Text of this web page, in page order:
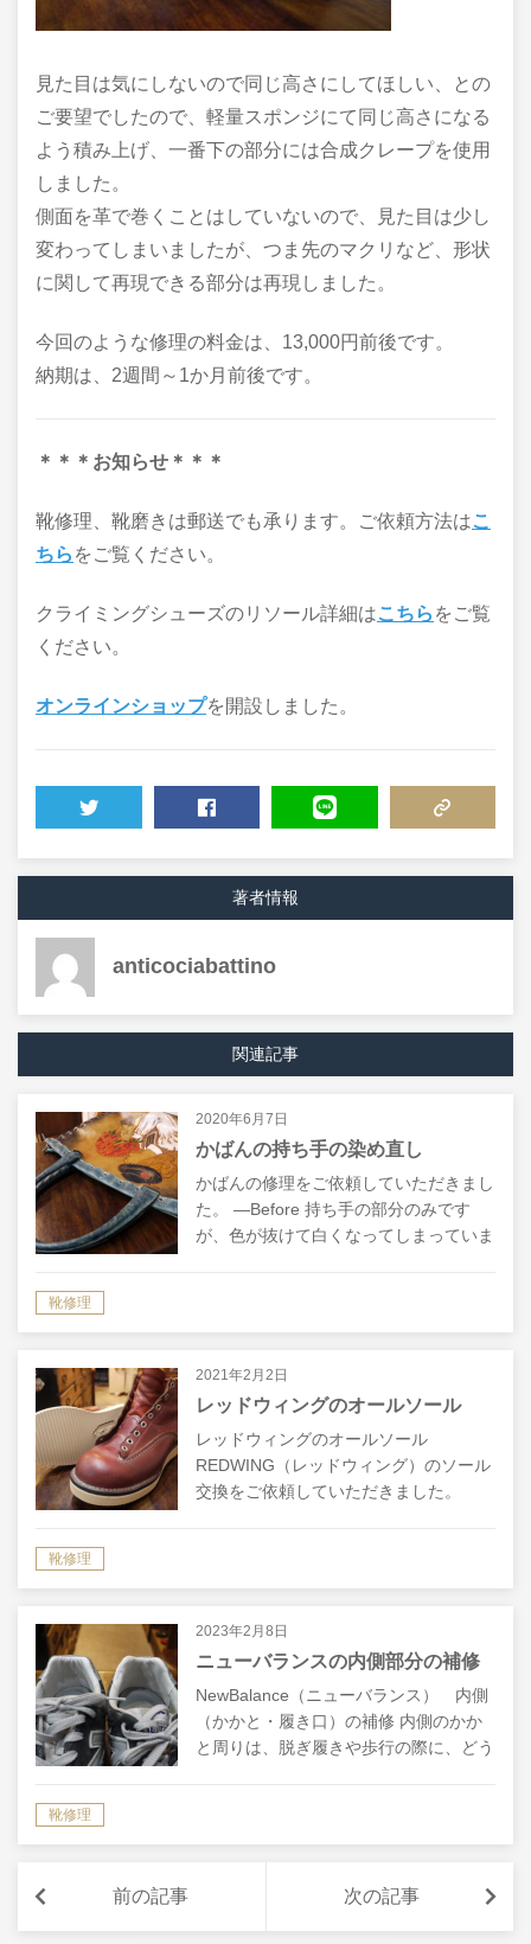
見た目は気にしないので同じ高さにしてほしい、との
ご要望でしたので、軽量スポンジにて同じ高さになる
よう積み上げ、一番下の部分には合成クレープを使用
しました。
側面を革で巻くことはしていないので、見た目は少し
変わってしまいましたが、つま先のマクリなど、形状
に関して再現できる部分は再現しました。
今回のような修理の料金は、13,000円前後です。
納期は、2週間～1か月前後です。
＊＊＊お知らせ＊＊＊
靴修理、靴磨きは郵送でも承ります。ご依頼方法はこ
ちら をご覧ください。
クライミングシューズのリソール詳細はこちら をご覧
ください。
オンラインショップを開設しました。
著者情報
anticociabattino
関連記事
2020年6月7日
かばんの持ち手の染め直し
かばんの修理をご依頼していただきまし
た。 ―Before 持ち手の部分のみです
が、色が抜けて白くなってしまっていま
靴修理
2021年2月2日
レッドウィングのオールソール
レッドウィングのオールソール
REDWING（レッドウィング）のソール
交換をご依頼していただきました。
靴修理
2023年2月8日
ニューバランスの内側部分の補修
NewBalance（ニューバランス） 内側
（かかと・履き口）の補修 内側のかか
と周りは、脱ぎ履きや歩行の際に、どう
靴修理
前の記事 次の記事